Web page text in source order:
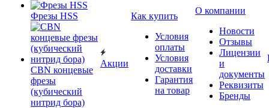
Фрезы HSS
CBN концевые
фрезы
(кубический
нитрид бора)
Акции
Как купить
Условия
оплаты
Условия
доставки
Гарантия
на товар
О компании
Новости
Отзывы
Лицензии
и
документы
Реквизиты
Бренды